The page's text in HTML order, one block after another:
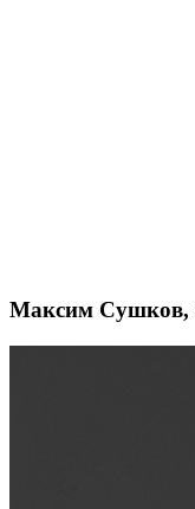
Максим Сушков,